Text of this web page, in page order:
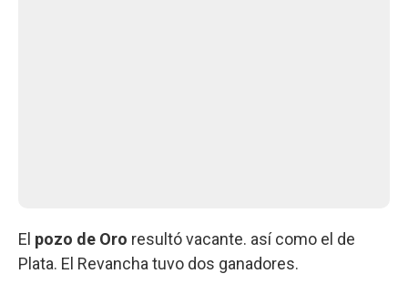
El pozo de Oro resultó vacante. así como el de
Plata. El Revancha tuvo dos ganadores.